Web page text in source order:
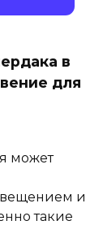
в
для
может
и
такие